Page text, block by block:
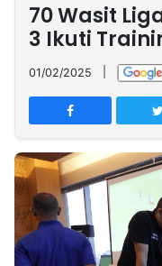
Nasional
International
Olahraga
Entertainment
Daerah
Pariwisata
Kuliner
Kolom
Network
PT
TREETAN
MULTIMEDIA
INDONESIA
Partner
70 Wasit
3 Ikuti
01/02/2025